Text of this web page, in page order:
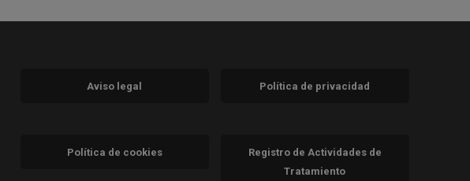
nueva)
en ventana nueva)
(abre en ventana nueva)
nueva)
en ventana nueva)
Aviso legal Política de privacidad
Política de cookies
Registro de Actividades de
Tratamiento